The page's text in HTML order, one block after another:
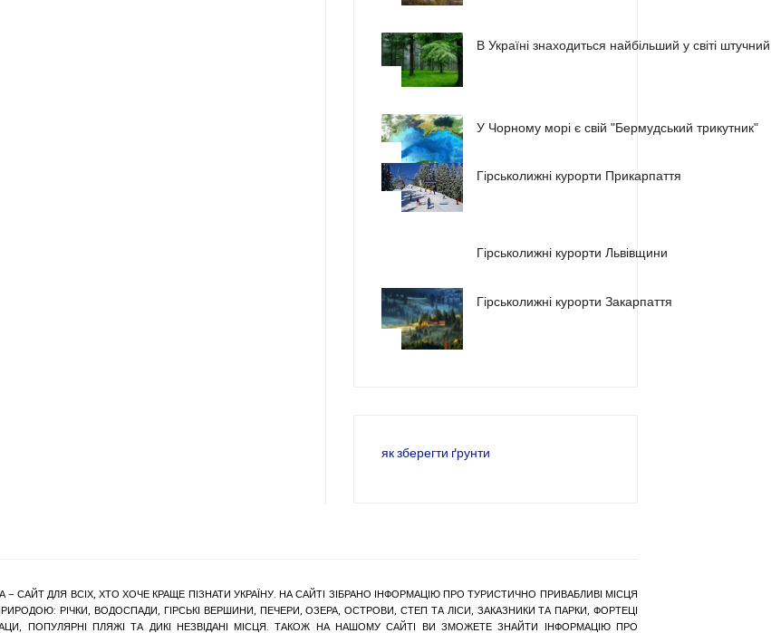
В Україні знаходиться найбільший у світі штучний
У Чорному морі є свій "Бермудський трикутник"
Гірськолижні курорти Прикарпаття
Гірськолижні курорти Львівщини
Гірськолижні курорти Закарпаття
як зберегти ґрунти
– САЙТ ДЛЯ ВСІХ, ХТО ХОЧЕ КРАЩЕ ПІЗНАТИ УКРАЇНУ. НА САЙТІ ЗІБРАНО ІНФОРМАЦІЮ ПРО ТУРИСТИЧНО ПРИВАБЛИВІ МІСЦЯ
РІЧКИ, ВОДОСПАДИ, ГІРСЬКІ ВЕРШИНИ, ПЕЧЕРИ, ОЗЕРА, ОСТРОВИ, СТЕП ТА ЛІСИ, ЗАКАЗНИКИ ТА ПАРКИ, ФОРТЕЦІ
ПОПУЛЯРНІ ПЛЯЖІ ТА ДИКІ НЕЗВІДАНІ МІСЦЯ. ТАКОЖ НА НАШОМУ САЙТІ ВИ ЗМОЖЕТЕ ЗНАЙТИ ІНФОРМАЦІЮ ПРО